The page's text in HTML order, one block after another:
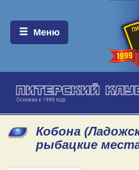
Меню:
Меню
Кобона
рыбацкие